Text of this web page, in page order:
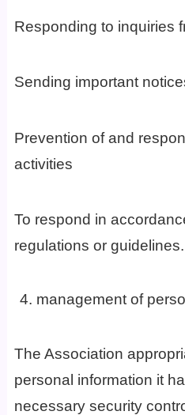
Responding to inquiries
Sending important
Prevention of and
activities
To respond in
regulations or
management of
The Association
personal information it
necessary security